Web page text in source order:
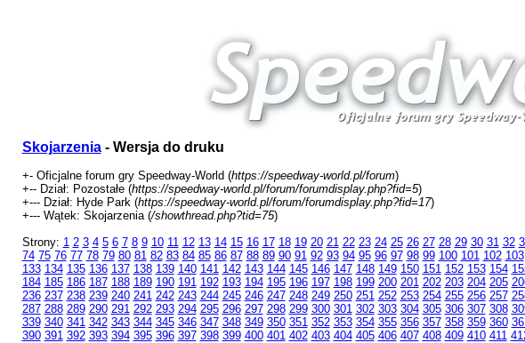
Skojarzenia- Wersja do druku
+- Oficjalne forum gry Speedway-World (https://speedway-world.pl/forum)
+-- Dział: Pozostałe (https://speedway-world.pl/forum/forumdisplay.php?fid=5)
+--- Dział: Hyde Park (https://speedway-world.pl/forum/forumdisplay.php?fid=17)
+--- Wątek: Skojarzenia (/showthread.php?tid=75)
Strony: 1 2 3 4 5 6 7 8 9 10 11 12 13 14 15 16 17 18 19 20 21 22 23 24 25 26 27 28 29 30 31 32
74 75 76 77 78 79 80 81 82 83 84 85 86 87 88 89 90 91 92 93 94 95 96 97 98 99 100 101 102 103
133 134 135 136 137 138 139 140 141 142 143 144 145 146 147 148 149 150 151 152 153 154
184 185 186 187 188 189 190 191 192 193 194 195 196 197 198 199 200 201 202 203 204 205
236 237 238 239 240 241 242 243 244 245 246 247 248 249 250 251 252 253 254 255 256 257
287 288 289 290 291 292 293 294 295 296 297 298 299 300 301 302 303 304 305 306 307 308
339 340 341 342 343 344 345 346 347 348 349 350 351 352 353 354 355 356 357 358 359 360
390 391 392 393 394 395 396 397 398 399 400 401 402 403 404 405 406 407 408 409 410 411